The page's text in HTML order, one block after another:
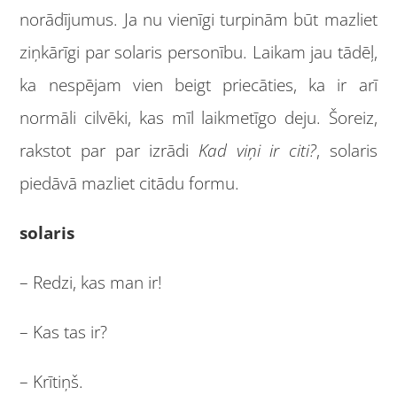
norādījumus. Ja nu vienīgi turpinām būt mazliet
ziņkārīgi par solaris personību. Laikam jau tādēļ,
ka nespējam vien beigt priecāties, ka ir arī
normāli cilvēki, kas mīl laikmetīgo deju. Šoreiz,
rakstot par par izrādi Kad viņi ir citi?, solaris
piedāvā mazliet citādu formu.
solaris
– Redzi, kas man ir!
– Kas tas ir?
– Krītiņš.